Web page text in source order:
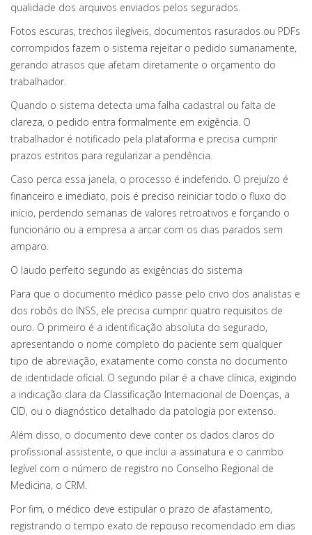
qualidade dos arquivos enviados pelos segurados.
Fotos escuras, trechos ilegíveis, documentos rasurados ou PDFs
corrompidos fazem o sistema rejeitar o pedido sumariamente,
gerando atrasos que afetam diretamente o orçamento do
trabalhador.
Quando o sistema detecta uma falha cadastral ou falta de
clareza, o pedido entra formalmente em exigência. O
trabalhador é notificado pela plataforma e precisa cumprir
prazos estritos para regularizar a pendência.
Caso perca essa janela, o processo é indeferido. O prejuízo é
financeiro e imediato, pois é preciso reiniciar todo o fluxo do
início, perdendo semanas de valores retroativos e forçando o
funcionário ou a empresa a arcar com os dias parados sem
amparo.
O laudo perfeito segundo as exigências do sistema
Para que o documento médico passe pelo crivo dos analistas e
dos robôs do INSS, ele precisa cumprir quatro requisitos de
ouro. O primeiro é a identificação absoluta do segurado,
apresentando o nome completo do paciente sem qualquer
tipo de abreviação, exatamente como consta no documento
de identidade oficial. O segundo pilar é a chave clínica, exigindo
a indicação clara da Classificação Internacional de Doenças, a
CID, ou o diagnóstico detalhado da patologia por extenso.
Além disso, o documento deve conter os dados claros do
profissional assistente, o que inclui a assinatura e o carimbo
legível com o número de registro no Conselho Regional de
Medicina, o CRM.
Por fim, o médico deve estipular o prazo de afastamento,
registrando o tempo exato de repouso recomendado em dias